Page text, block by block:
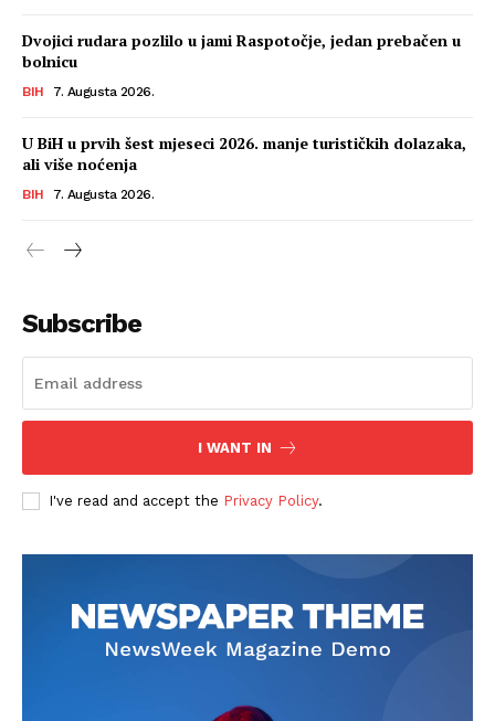
Dvojici rudara pozlilo u jami Raspotočje, jedan prebačen u
bolnicu
BIH 7. Augusta 2026.
U BiH u prvih šest mjeseci 2026. manje turističkih dolazaka,
ali više noćenja
BIH 7. Augusta 2026.
Subscribe
I WANT IN
I've read and accept the Privacy Policy.